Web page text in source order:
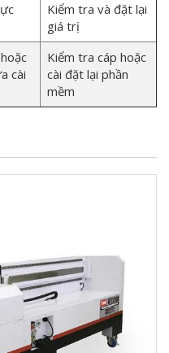
Kiểm tra và đặt lại
giá trị
cài
Kiểm tra cáp hoặc
cài đặt lại phần
mềm